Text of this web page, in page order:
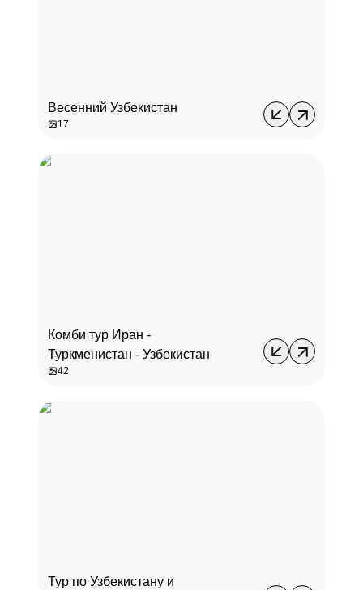
Весенний Узбекистан
17
Комби тур Иран -
Туркменистан - Узбекистан
42
Тур по Узбекистану и